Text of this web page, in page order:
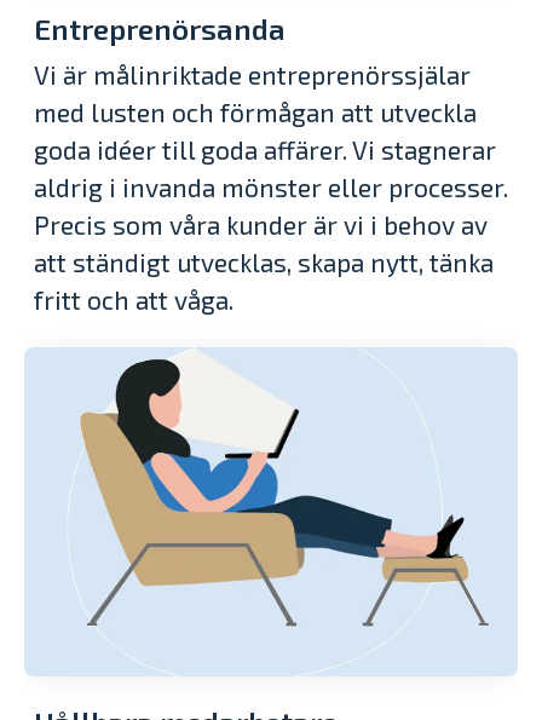
Entreprenörsanda
Vi är målinriktade entreprenörssjälar
med lusten och förmågan att utveckla
goda idéer till goda affärer. Vi stagnerar
aldrig i invanda mönster eller processer.
Precis som våra kunder är vi i behov av
att ständigt utvecklas, skapa nytt, tänka
fritt och att våga.